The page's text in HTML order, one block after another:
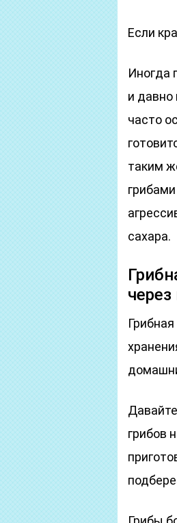
Если
Иногда
и давно
часто
таким
сахара.
грибов